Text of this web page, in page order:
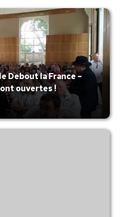
Debout la France –
ouvertes !